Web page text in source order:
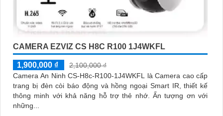
CAMERA EZVIZ CS H8C R100 1J4WKFL
1,900,000 ₫
2,100,000 ₫
Camera An Ninh CS-H8c-R100-1J4WKFL là Camera cao cấp
trang bị đèn còi báo động và hồng ngoại Smart IR, thiết kế
thông minh với khả năng hỗ trợ thẻ nhớ. Ấn tượng ơn với
những...